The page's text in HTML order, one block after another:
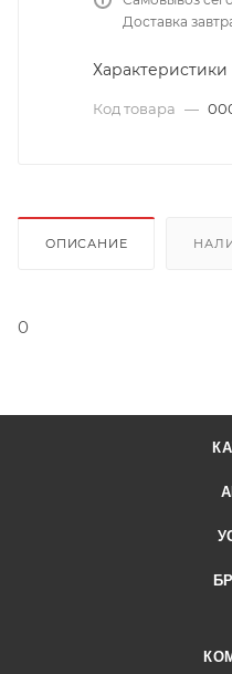
Доставка
Характеристики
Код товара —
ОПИСАНИЕ
0